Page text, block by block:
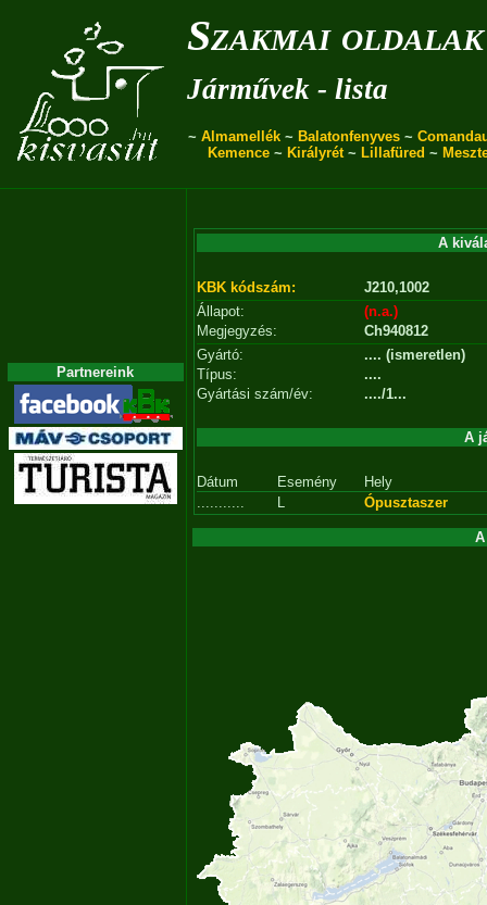
Szakmai oldalak
Járművek - lista
~ Almamellék ~ Balatonfenyves ~
Kemence ~ Királyrét~ Lillafüred ~
Partnereink
A
KBK kódszám:
J210,1002
Állapot:
(n.a.)
Megjegyzés:
Ch940812
Gyártó:
.... (ismeretlen)
Típus:
....
Gyártási szám/év:
..../1...
A
Dátum Esemény
Hely
...........
L Ópusztaszer